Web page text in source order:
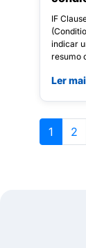
IF
indicar
resumo
Ler
1 2